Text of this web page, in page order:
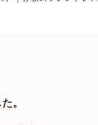
。